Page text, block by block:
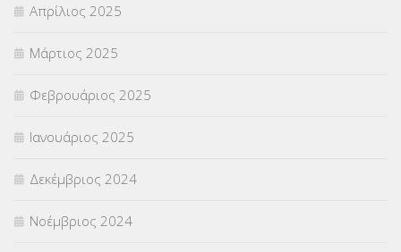
Απρίλιος 2025
Μάρτιος 2025
Φεβρουάριος 2025
Ιανουάριος 2025
Δεκέμβριος 2024
Νοέμβριος 2024